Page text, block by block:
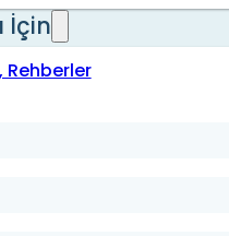
İçin
Rehberler